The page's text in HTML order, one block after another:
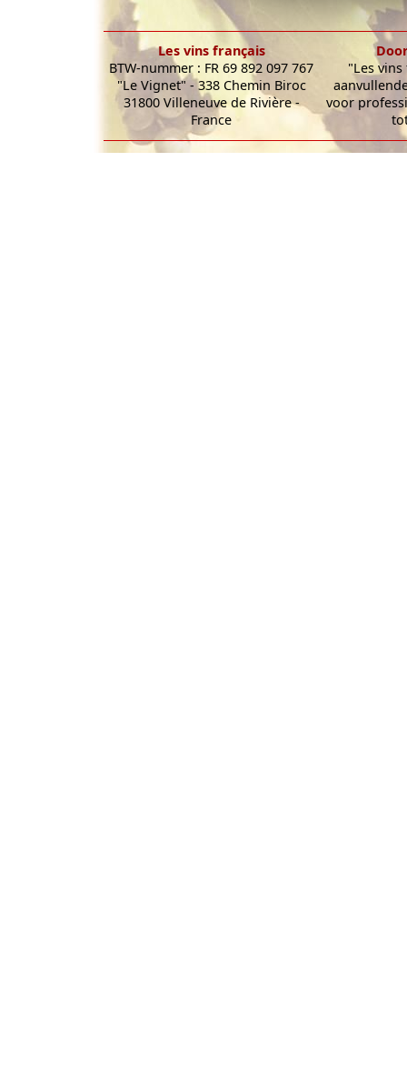
Les vins français
BTW-nummer : FR 69 892 097 767
"Le Vignet" - 338 Chemin Biroc
31800 Villeneuve de Rivière -
France
"Les
voor